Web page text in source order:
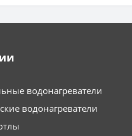
водонагреватели
водонагреватели